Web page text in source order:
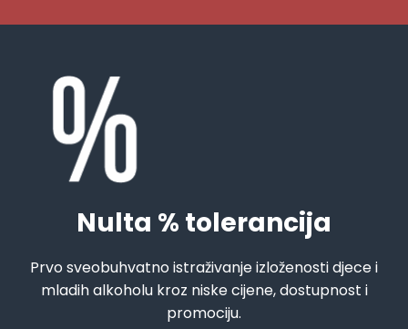
Nulta % tolerancija
Prvo sveobuhvatno istraživanje izloženosti djece i
mladih alkoholu kroz niske cijene, dostupnost i
promociju.